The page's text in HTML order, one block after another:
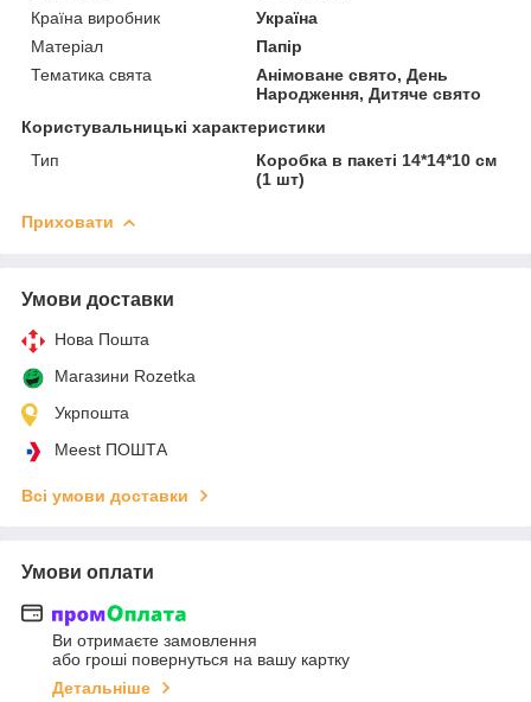
Країна виробник
Україна
Матеріал
Папір
Тематика свята
Анімоване свято, День
Народження, Дитяче свято
Користувальницькі характеристики
Тип
Коробка в пакеті 14*14*10 см
(1 шт)
Приховати
Умови доставки
Нова Пошта
Магазини Rozetka
Укрпошта
Meest ПОШТА
Всі умови доставки
Умови оплати
Ви отримаєте замовлення
або гроші повернуться на вашу картку
Детальніше